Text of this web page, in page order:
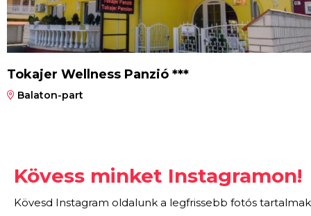
Tokajer Wellness Panzió ***
Balaton-part
Kövess minket Instagramon!
Kövesd Instagram oldalunk a legfrissebb fotós